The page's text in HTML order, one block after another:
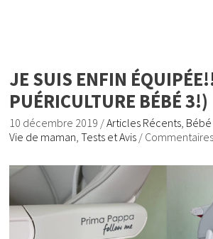
JE SUIS ENFIN
PUÉRICULTURE BÉBÉ 3!)
10 décembre 2019 /Articles Récents, Bébé
Vie de maman,Tests et Avis /